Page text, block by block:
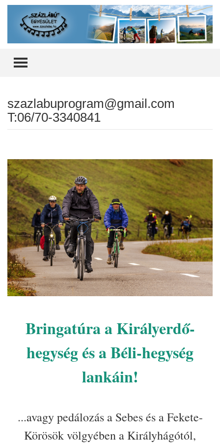
TOGGLE MENU
szazlabuprogram@gmail.com
T:06/70-3340841
Bringatúra a Királyerdő-
hegység és aBéli-hegység
lankáin!
...avagy pedálozás a Sebes és a Fekete-
Körösök völgyében a Királyhágótól,